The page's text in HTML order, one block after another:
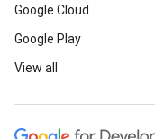
Google Cloud
Google Play
View all